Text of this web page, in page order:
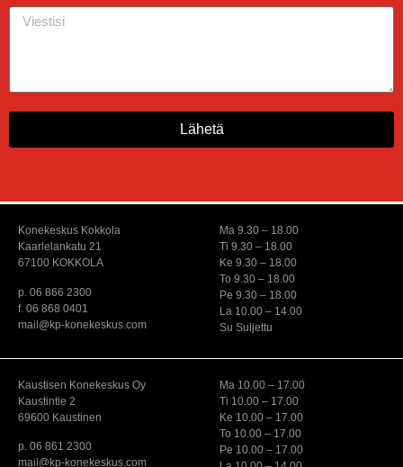
Lähetä
Konekeskus Kokkola
Kaarlelankatu 21
67100 KOKKOLA
p. 06 866 2300
f. 06 868 0401
mail@kp-konekeskus.com
Ma 9.30 – 18.00
Ti 9.30 – 18.00
Ke 9.30 – 18.00
To 9.30 – 18.00
Pe 9.30 – 18.00
La 10.00 – 14.00
Su Suljettu
Kaustisen Konekeskus Oy
Kaustintie 2
69600 Kaustinen
p. 06 861 2300
mail@kp-konekeskus.com
Ma 10.00 – 17.00
Ti 10.00 – 17.00
Ke 10.00 – 17.00
To 10.00 – 17.00
Pe 10.00 – 17.00